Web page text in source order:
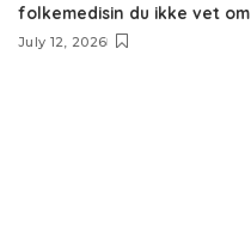
folkemedisin du ikke vet om
July 12, 2026